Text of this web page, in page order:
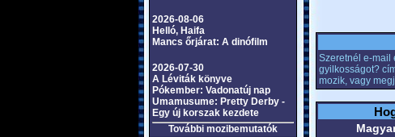
2026-08-06
Helló, Haifa
Mancs őrjárat: A dinófilm
2026-07-30
A Léviták könyve
Pókember: Vadonatúj nap
Umamusume: Pretty Derby -
Egy új korszak kezdete
További mozibemutatók
Szeretnél e-mail
gyilkosságot?
mozik, vagy